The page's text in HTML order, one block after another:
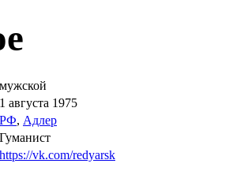
мужской
1 августа 1975
РФ, Адлер
Гуманист
https://vk.com/redyarsk